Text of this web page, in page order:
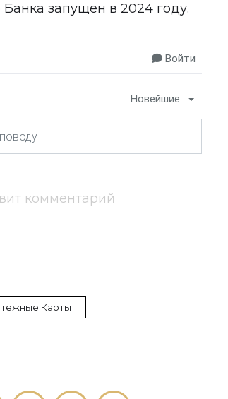
запущен в 2024 году.
Войти
Новейшие
комментарий
Карты